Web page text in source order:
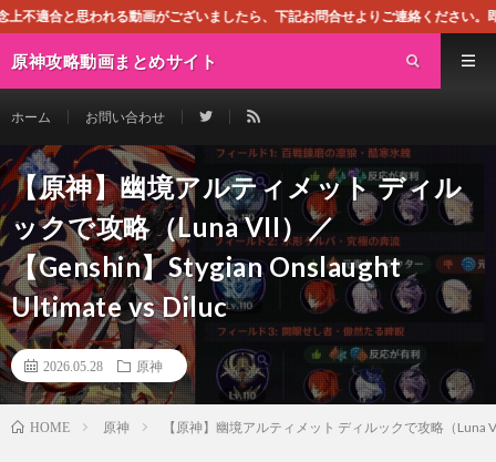
がございましたら、下記お問合せよりご連絡ください。即刻対処させて頂
原神攻略動画まとめサイト
ホーム お問い合わせ
【原神】幽境アルティメット ディル
ックで攻略（Luna VII）／
【Genshin】Stygian Onslaught
Ultimate vs Diluc
2026.05.28 原神
HOME 原神 【原神】幽境アルティメット ディルックで攻略（